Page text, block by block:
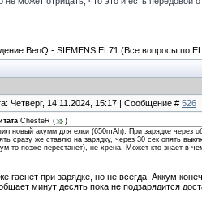
BenQ - SIEMENS EL71 (Все вопросы по
Четверг, 14.11.2024, 15:17 | Сообщение # 526
ChesteR (
)
новый акумм для елки (650mAh). При зарядке через
сразу же ставлю на зарядку, через 30 сек опять
то позже перестанет), не хрена. Может кто знает в
гаснет при зарядке, но не всегда. Аккум
минут десять пока не подзарядится